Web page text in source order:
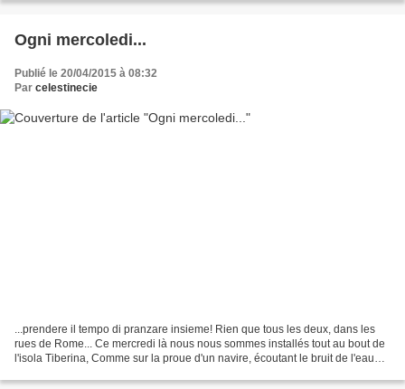
Ogni mercoledi...
Publié le 20/04/2015 à 08:32
Par celestinecie
...prendere il tempo di pranzare insieme! Rien que tous les deux, dans les
rues de Rome... Ce mercredi là nous nous sommes installés tout au bout de
l'isola Tiberina, Comme sur la proue d'un navire, écoutant le bruit de l'eau